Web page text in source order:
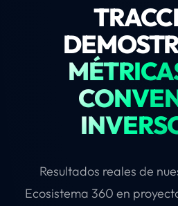
Resultados reales de
Ecosistema 360 en